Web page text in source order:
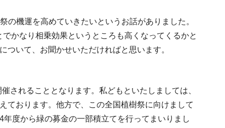
機運を高めていきたいというお話がありました。
かなり相乗効果というところも高くなってくるかと
いて、お聞かせいただければと思います。
されることとなります。私どもといたしましては、
ております。他方で、この全国植樹祭に向けまして
度から緑の募金の一部積立てを行ってまいりまし